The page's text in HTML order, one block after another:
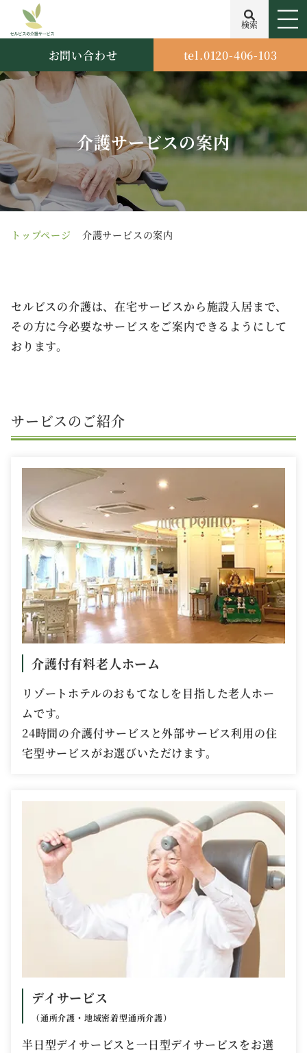
検索
お問い合わせ tel.0120-406-103
介護サービスの案内
トップページ 介護サービスの案内
セルビスの介護は、在宅サービスから施設入居まで、
その方に今必要なサービスをご案内できるようにして
おります。
サービスのご紹介
介護付有料老人ホーム
リゾートホテルのおもてなしを目指した老人ホー
ムです。
24時間の介護付サービスと外部サービス利用の住
宅型サービスがお選びいただけます。
デイサービス
（通所介護・地域密着型通所介護）
半日型デイサービスと一日型デイサービスをお選